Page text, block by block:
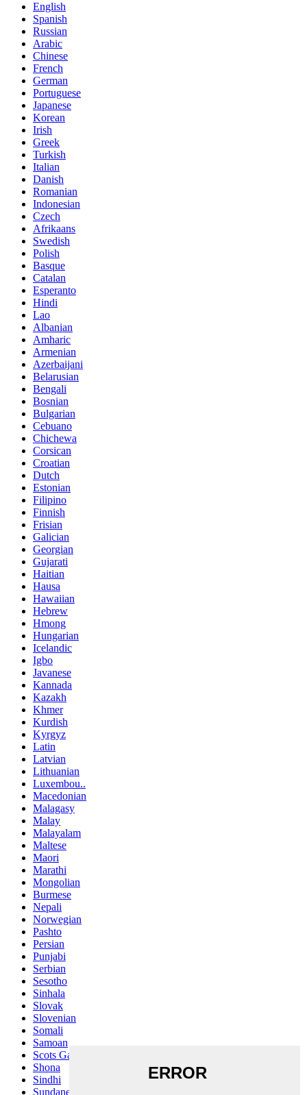
English
Spanish
Russian
Arabic
Chinese
French
German
Portuguese
Japanese
Korean
Irish
Greek
Turkish
Italian
Danish
Romanian
Indonesian
Czech
Afrikaans
Swedish
Polish
Basque
Catalan
Esperanto
Hindi
Lao
Albanian
Amharic
Armenian
Azerbaijani
Belarusian
Bengali
Bosnian
Bulgarian
Cebuano
Chichewa
Corsican
Croatian
Dutch
Estonian
Filipino
Finnish
Frisian
Galician
Georgian
Gujarati
Haitian
Hausa
Hawaiian
Hebrew
Hmong
Hungarian
Icelandic
Igbo
Javanese
Kannada
Kazakh
Khmer
Kurdish
Kyrgyz
Latin
Latvian
Lithuanian
Luxembou..
Macedonian
Malagasy
Malay
Malayalam
Maltese
Maori
Marathi
Mongolian
Burmese
Nepali
Norwegian
Pashto
Persian
Punjabi
Serbian
Sesotho
Sinhala
Slovak
Slovenian
Somali
Samoan
Scots Gaelic
Shona
Sindhi
Sundanese